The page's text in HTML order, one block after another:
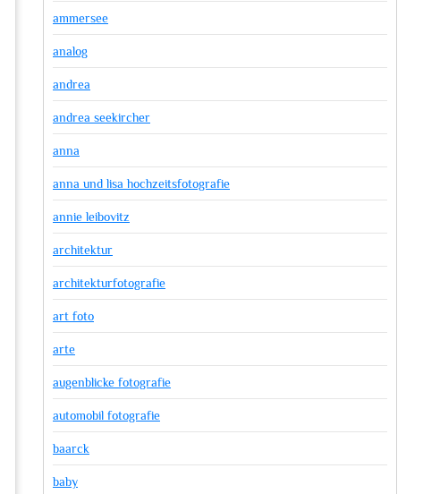
ammersee
analog
andrea
andrea seekircher
anna
anna und lisa hochzeitsfotografie
annie leibovitz
architektur
architekturfotografie
art foto
arte
augenblicke fotografie
automobil fotografie
baarck
baby